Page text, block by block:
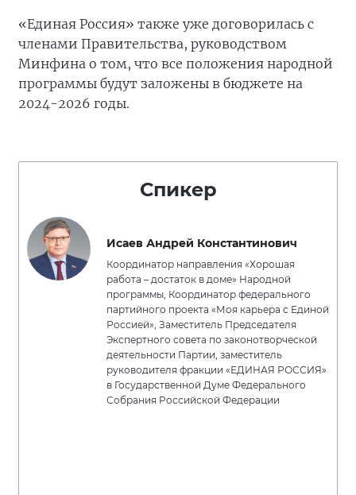
«Единая Россия» также уже договорилась с
членами Правительства, руководством
Минфина о том, что все положения народной
программы будут заложены в бюджете на
2024-2026 годы.
Спикер
Исаев Андрей Константинович
Координатор направления «Хорошая
работа – достаток в доме» Народной
программы, Координатор федерального
партийного проекта «Моя карьера с Единой
Россией», Заместитель Председателя
Экспертного совета по законотворческой
деятельности Партии, заместитель
руководителя фракции «ЕДИНАЯ РОССИЯ»
в Государственной Думе Федерального
Собрания Российской Федерации